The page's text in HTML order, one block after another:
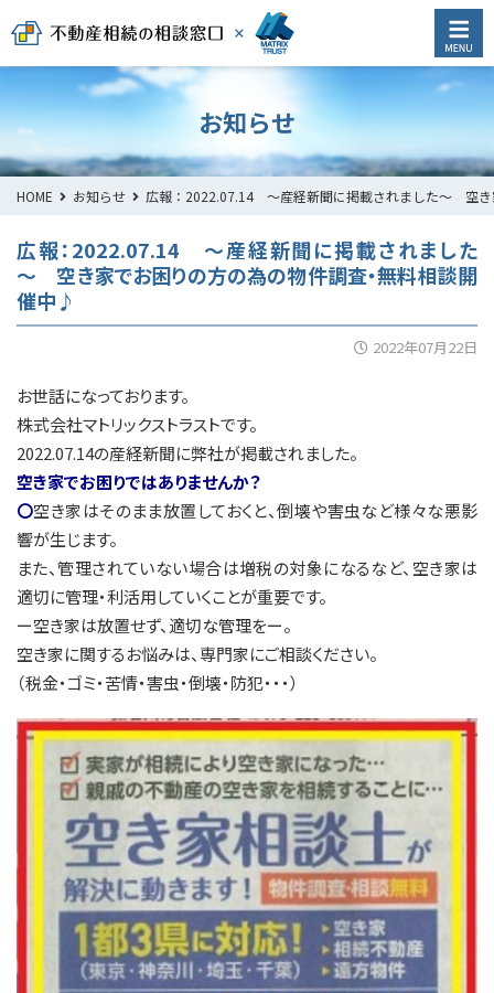
お知らせ
HOME お知らせ 広報：2022.07.14 ～産経新聞に掲載されました～ 空
広報：2022.07.14 ～産経新聞に掲載されました
～ 空き家でお困りの方の為の物件調査・無料相談開
催中♪
2022年07月22日
お世話になっております。
株式会社マトリックストラストです。
2022.07.14の産経新聞に弊社が掲載されました。
空き家でお困りではありませんか？
〇空き家はそのまま放置しておくと、倒壊や害虫など様々な悪影
響が生じます。
また、管理されていない場合は増税の対象になるなど、空き家は
適切に管理・利活用していくことが重要です。
ー空き家は放置せず、適切な管理をー。
空き家に関するお悩みは、専門家にご相談ください。
（税金・ゴミ・苦情・害虫・倒壊・防犯・・・）